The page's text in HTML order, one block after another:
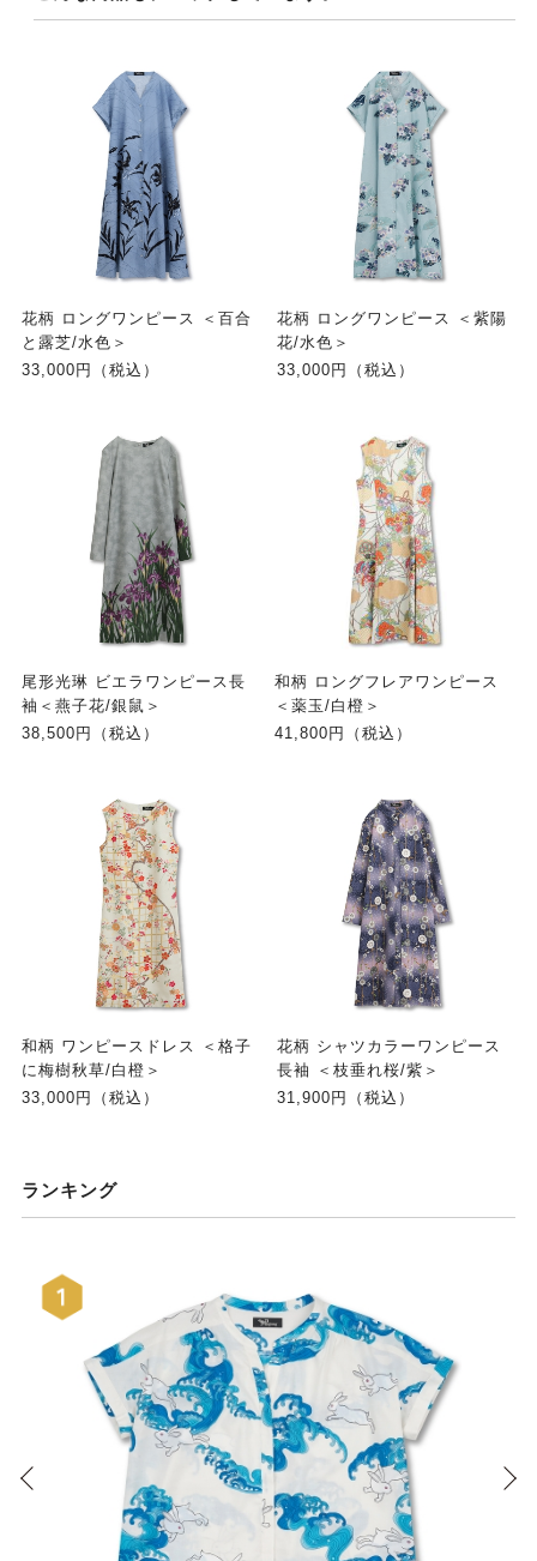
花柄 ロングワンピース ＜百合
と露芝/水色＞
33,000円（税込）
花柄 ロングワンピース ＜紫陽
花/水色＞
33,000円（税込）
尾形光琳 ビエラワンピース長
袖＜燕子花/銀鼠＞
38,500円（税込）
和柄 ロングフレアワンピース
＜薬玉/白橙＞
41,800円（税込）
和柄 ワンピースドレス ＜格子
に梅樹秋草/白橙＞
33,000円（税込）
花柄 シャツカラーワンピース
長袖 ＜枝垂れ桜/紫＞
31,900円（税込）
ランキング